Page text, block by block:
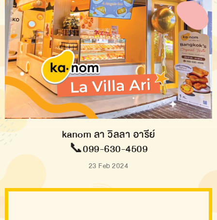
kanom ลา วิลลา อารีย์
📞099-630-4509
23 Feb 2024